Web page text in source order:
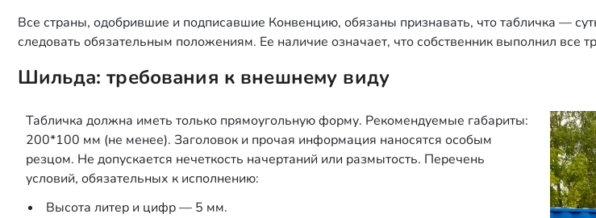
Все страны, одобрившие и подписавшие Конвенцию, обязаны признавать, что табличка —
следовать обязательным положениям. Ее наличие означает, что собственник выполнил все
Шильда: требования к внешнему виду
Табличка должна иметь только прямоугольную форму. Рекомендуемые габариты:
200*100 мм (не менее). Заголовок и прочая информация наносятся особым
резцом. Не допускается нечеткость начертаний или размытость. Перечень
условий, обязательных к исполнению:
Высота литер и цифр — 5 мм.